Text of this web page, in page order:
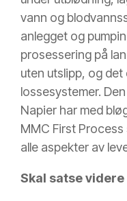
vann og
anlegget og
prosessering på
uten utslipp, og
lossesystemer.
Napier har med
MMC First
alle aspekter av
Skal satse videre